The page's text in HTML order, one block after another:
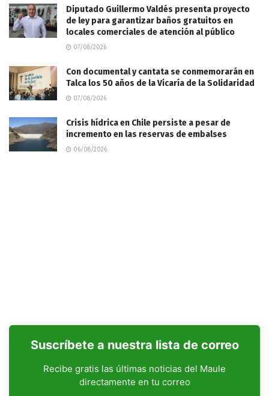
Diputado Guillermo Valdés presenta proyecto
de ley para garantizar baños gratuitos en
locales comerciales de atención al público
07/08/2026
Con documental y cantata se conmemorarán en
Talca los 50 años de la Vicaría de la Solidaridad
07/08/2026
Crisis hídrica en Chile persiste a pesar de
incremento en las reservas de embalses
06/08/2026
Suscríbete a nuestra lista de correo
Recibe gratis las últimas noticias del Maule
directamente en tu correo